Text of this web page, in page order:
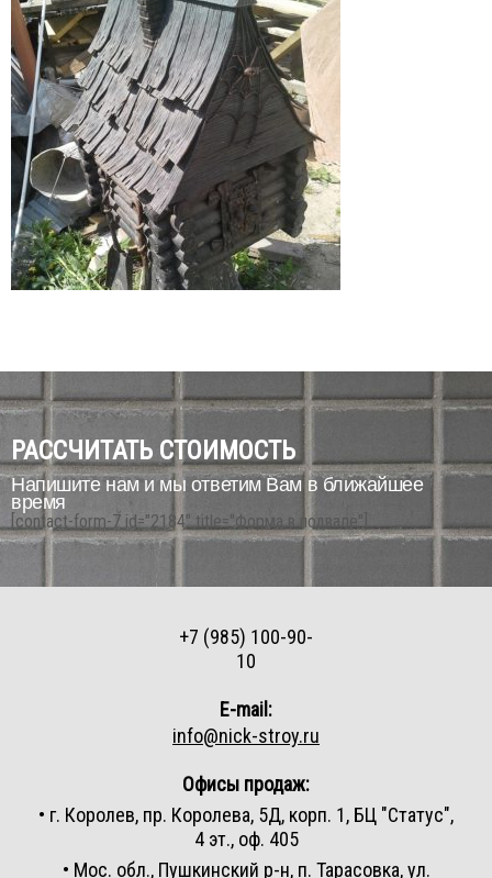
РАССЧИТАТЬ СТОИМОСТЬ
Напишите нам и мы ответим Вам в ближайшее
время
[contact-form-7 id="2184" title="Форма в подвале"]
Офисы продаж:
• г. Королев, пр. Королева, 5Д, корп. 1, БЦ "Статус",
4 эт., оф. 405
• Мос. обл., Пушкинский р-н, п. Тарасовка, ул.
+7 (985) 100-90-
10
E-mail:
info@nick-stroy.ru